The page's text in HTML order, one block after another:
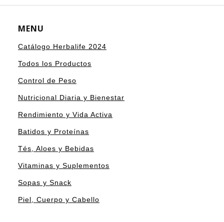
MENU
Catálogo Herbalife 2024
Todos los Productos
Control de Peso
Nutricional Diaria y Bienestar
Rendimiento y Vida Activa
Batidos y Proteínas
Tés, Aloes y Bebidas
Vitaminas y Suplementos
Sopas y Snack
Piel, Cuerpo y Cabello